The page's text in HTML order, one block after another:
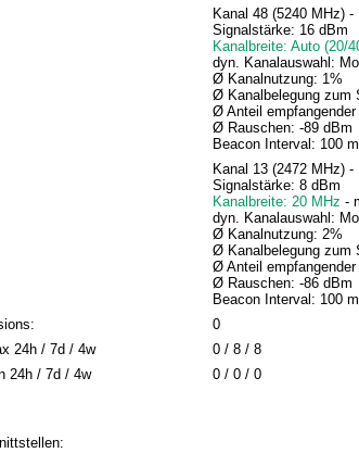
Kanal 48 (5240 MHz)
Signalstärke: 16 dBm
Kanalbreite: Auto (20/
dyn. Kanalauswahl:
Ø Kanalnutzung: 1%
Ø Kanalbelegung zum
Ø Anteil
Ø Rauschen: -89 dBm
Beacon Interval: 100
Kanal 13 (2472 MHz)
Signalstärke: 8 dBm
Kanalbreite: 20 MHz -
dyn. Kanalauswahl:
Ø Kanalnutzung: 2%
Ø Kanalbelegung zum
Ø Anteil
Ø Rauschen: -86 dBm
Beacon Interval: 100
0
24h / 7d / 4w
0 / 8 / 8
24h / 7d / 4w
0 / 0 / 0